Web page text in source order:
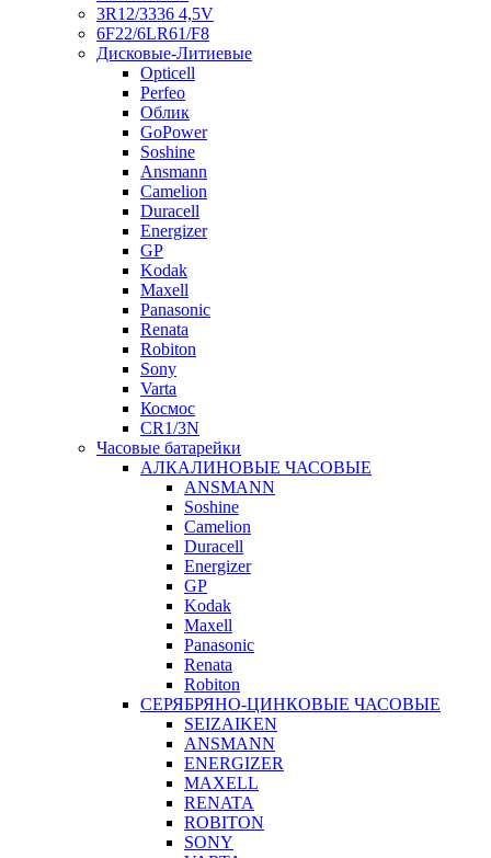
3R12/3336 4,5V
6F22/6LR61/F8
Дисковые-Литиевые
Opticell
Perfeo
Облик
GoPower
Soshine
Ansmann
Camelion
Duracell
Energizer
GP
Kodak
Maxell
Panasonic
Renata
Robiton
Sony
Varta
Космос
CR1/3N
Часовые батарейки
АЛКАЛИНОВЫЕ ЧАСОВЫЕ
ANSMANN
Soshine
Camelion
Duracell
Energizer
GP
Kodak
Maxell
Panasonic
Renata
Robiton
СЕРЯБРЯНО-ЦИНКОВЫЕ ЧАСОВЫЕ
SEIZAIKEN
ANSMANN
ENERGIZER
MAXELL
RENATA
ROBITON
SONY